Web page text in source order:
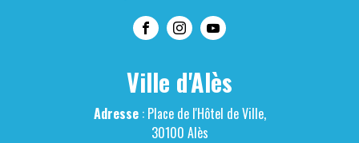
Ville d'Alès
Adresse: Place de l'Hôtel de Ville,
30100 Alès